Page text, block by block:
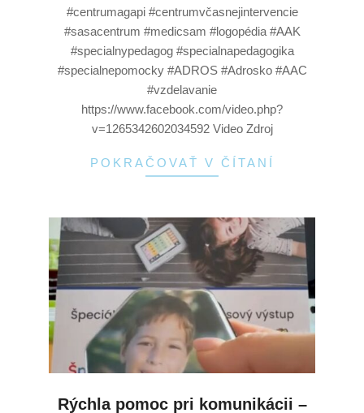
#centrumagapi #centrumvčasnejintervencie
#sasacentrum #medicsam #logopédia #AAK
#specialnypedagog #specialnapedagogika
#specialnepomocky #ADROS #Adrosko #AAC
#vzdelavanie
https://www.facebook.com/video.php?
v=1265342602034592 Video Zdroj
POKRAČOVAŤ V ČÍTANÍ
Rýchla pomoc pri komunikácii –